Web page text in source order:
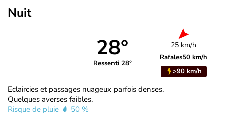
Nuit
28°
Ressenti 28°
25 km/h
Rafales50 km/h
>90 km/h
Eclaircies et passages nuageux parfois denses.
Quelques averses faibles.
Risque de pluie
50 %